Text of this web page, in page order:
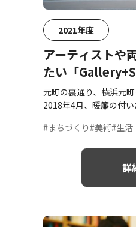
2021年度
アーティストや
たい「
田口竜太郎さん
元町の裏通り、横浜元
2018年4月、暖簾の付い
#まちづくり#美術#生活
詳